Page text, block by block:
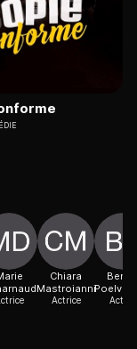
Chiara
Mastroianni
Actrice Acteur